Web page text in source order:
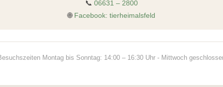
📞 06631 – 2800
🌐 Facebook: tierheimalsfeld
Montag bis Sonntag: 14:00 – 16:30 Uhr - Mittwoch